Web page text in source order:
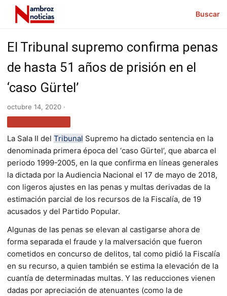
Buscar
El Tribunal supremo confirma penas
de hasta 51 años de prisión en el
‘caso Gürtel’
octubre 14, 2020 ·
La Sala II del Tribunal Supremo ha dictado sentencia en la
denominada primera época del ‘caso Gürtel’, que abarca el
periodo 1999-2005, en la que confirma en líneas generales
la dictada por la Audiencia Nacional el 17 de mayo de 2018,
con ligeros ajustes en las penas y multas derivadas de la
estimación parcial de los recursos de la Fiscalía, de 19
acusados y del Partido Popular.
Algunas de las penas se elevan al castigarse ahora de
forma separada el fraude y la malversación que fueron
cometidos en concurso de delitos, tal como pidió la Fiscalía
en su recurso, a quien también se estima la elevación de la
cuantía de determinadas multas. Y las reducciones vienen
dadas por apreciación de atenuantes (como la de